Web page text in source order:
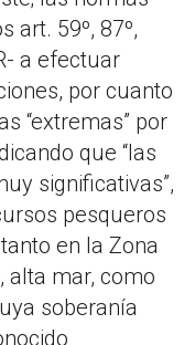
art. 59º, 87º,
a efectuar
por cuanto
“extremas” por
que “las
significativas”,
pesqueros
en la Zona
alta mar, como
soberanía